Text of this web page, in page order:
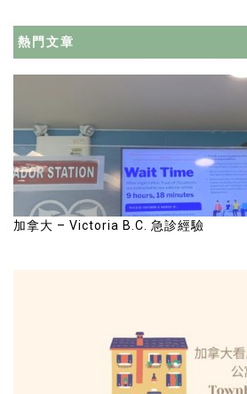
熱門文章
加拿大 – Victoria B.C. 急診經驗